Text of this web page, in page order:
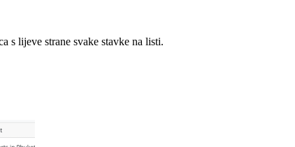
s lijeve strane svake stavke na listi.